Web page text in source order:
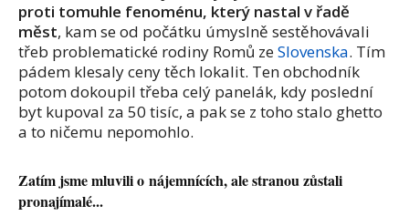
proti tomuhle fenoménu, který nastal v řadě
měst, kam se od počátku úmyslně sestěhovávali
třeb problematické rodiny Romů zeSlovenska. Tím
pádem klesaly ceny těch lokalit. Ten obchodník
potom dokoupil třeba celý panelák, kdy poslední
byt kupoval za 50 tisíc, a pak se z toho stalo ghetto
a to ničemu nepomohlo.
Zatím jsme mluvili o nájemnících, ale stranou zůstali
pronajímalé...